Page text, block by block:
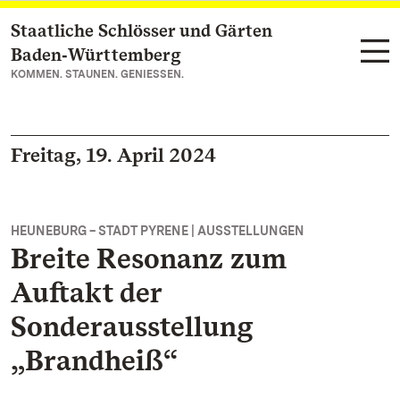
Zum Hauptinhalt springen
Staatliche Schlösser und Gärten
Baden‑Württemberg
KOMMEN. STAUNEN. GENIESSEN.
Freitag, 19. April 2024
HEUNEBURG – STADT PYRENE | AUSSTELLUNGEN
Breite Resonanz zum
Auftakt der
Sonderausstellung
„Brandheiß“